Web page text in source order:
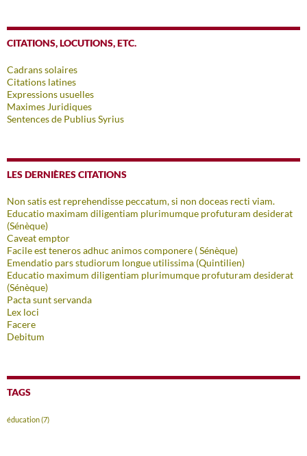
CITATIONS, LOCUTIONS, ETC.
Cadrans solaires
Citations latines
Expressions usuelles
Maximes Juridiques
Sentences de Publius Syrius
LES DERNIÈRES CITATIONS
Non satis est reprehendisse peccatum, si non doceas recti viam.
Educatio maximam diligentiam plurimumque profuturam desiderat
(Sénèque)
Caveat emptor
Facile est teneros adhuc animos componere ( Sénèque)
Emendatio pars studiorum longue utilissima (Quintilien)
Educatio maximum diligentiam plurimumque profuturam desiderat
(Sénèque)
Pacta sunt servanda
Lex loci
Facere
Debitum
TAGS
éducation(7)